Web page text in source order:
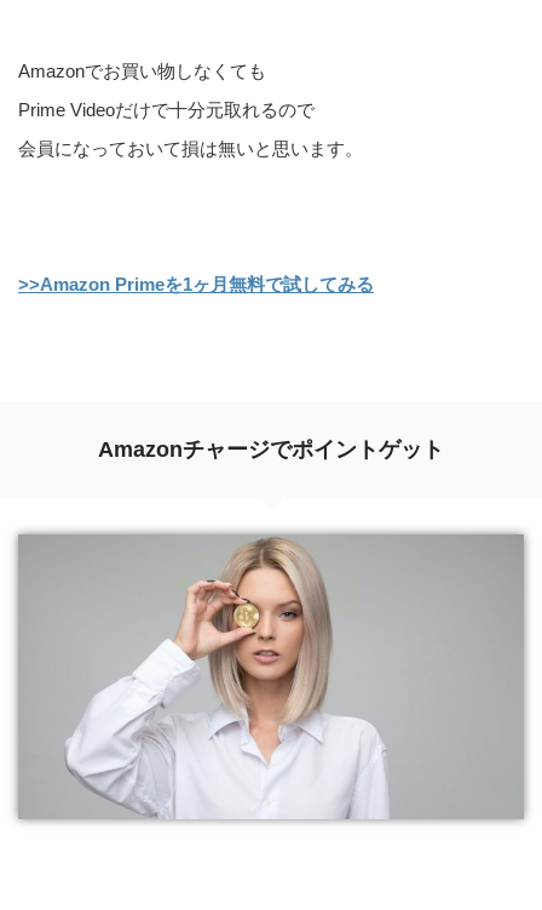
Amazonでお買い物しなくても
Prime Videoだけで十分元取れるので
会員になっておいて損は無いと思います。
>>Amazon Primeを1ヶ月無料で試してみる
Amazonチャージでポイントゲット